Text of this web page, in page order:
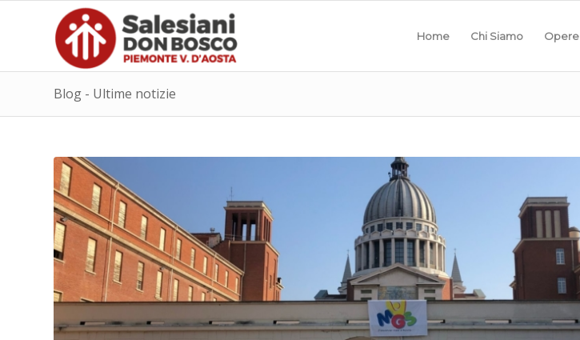
Home Chi Siamo Opere
Blog - Ultime notizie